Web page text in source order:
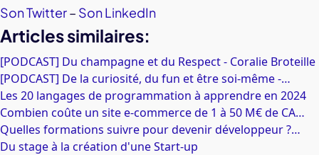
Son Twitter– Son LinkedIn
Articles similaires:
[PODCAST] Du champagne et du Respect - Coralie Broteille
[PODCAST] De la curiosité, du fun et être soi-même -…
Les 20 langages de programmation à apprendre en 2024
Combien coûte un site e-commerce de 1 à 50 M€ de CA…
Quelles formations suivre pour devenir développeur ?…
Du stage à la création d'une Start-up